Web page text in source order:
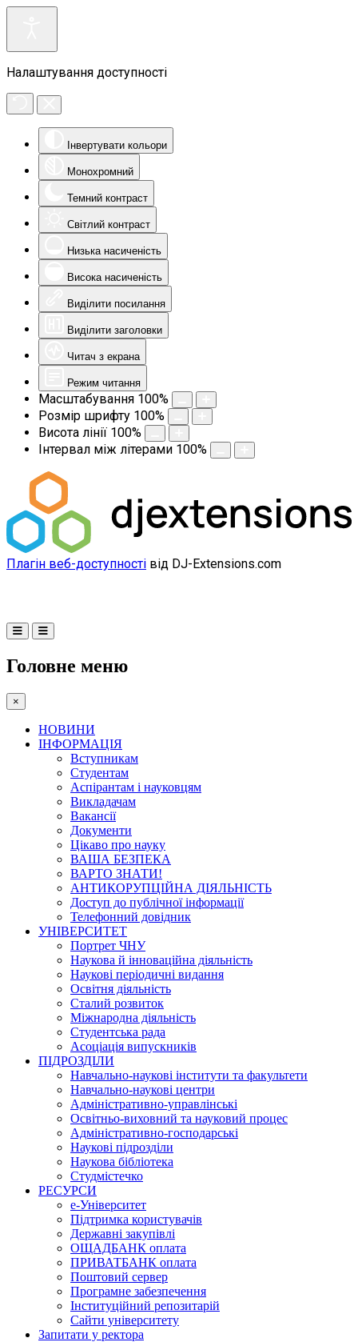
Налаштування доступності
Інвертувати кольори
Монохромний
Темний контраст
Світлий контраст
Низька насиченість
Висока насиченість
Виділити посилання
Виділити заголовки
Читач з екрана
Режим читання
Масштабування 100%
Розмір шрифту 100%
Висота лінії 100%
Інтервал між літерами 100%
Плагін веб-доступності від DJ-Extensions.com
Головне меню
×
НОВИНИ
ІНФОРМАЦІЯ
Вступникам
Студентам
Аспірантам і науковцям
Викладачам
Вакансії
Документи
Цікаво про науку
ВАША БЕЗПЕКА
ВАРТО ЗНАТИ!
АНТИКОРУПЦІЙНА ДІЯЛЬНІСТЬ
Доступ до публічної інформації
Телефонний довідник
УНІВЕРСИТЕТ
Портрет ЧНУ
Наукова й інноваційна діяльність
Наукові періодичні видання
Освітня діяльність
Сталий розвиток
Міжнародна діяльність
Студентська рада
Асоціація випускників
ПІДРОЗДІЛИ
Навчально-наукові інститути та факультети
Навчально-наукові центри
Адміністративно-управлінські
Освітньо-виховний та науковий процес
Адміністративно-господарські
Наукові підрозділи
Наукова бібліотека
Студмістечко
РЕСУРСИ
е-Університет
Підтримка користувачів
Державні закупівлі
ОЩАДБАНК оплата
ПРИВАТБАНК оплата
Поштовий сервер
Програмне забезпечення
Інституційний репозитарій
Сайти університету
Запитати у ректора